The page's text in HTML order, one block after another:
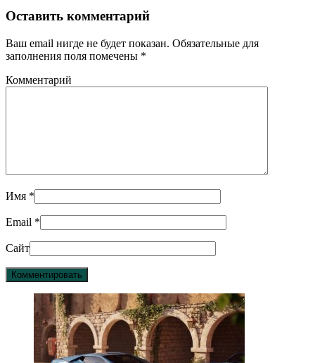
Оставить комментарий
Ваш email нигде не будет показан. Обязательные для
заполнения поля помечены *
Комментарий
Имя *
Email *
Сайт